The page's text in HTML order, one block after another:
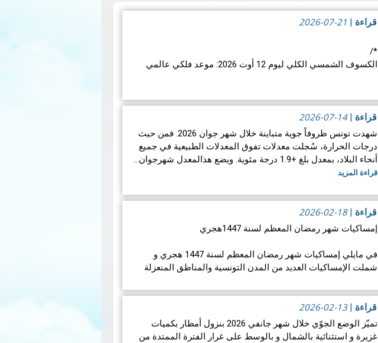
قراءة |
2026-07-21
*/
الكسوف الشمسي الكلي ليوم 12 أوت 2026: موعد فلكي عالمي
الفلكية: كسوفا كلي للشمس. يُعتبر هذا الكسوف الأول من نوعه ال…
قراءة المزيد
قراءة |
2026-07-14
شهدت تونس ظروفاً جوية متباينة خلال شهر جوان 2026. فمن حيث
درجات الحرارة، سُجلت معدلات تفوق المعدلات الطبيعية في جميع
أنحاء البلاد، بمعدل بلغ +1.9 درجة مئوية. ويضع هذالمعدل شهرجوان…
قراءة المزيد
قراءة |
2026-02-18
إمساكيات شهر رمضان المعظم لسنة 1447هجري
في مايلي إمساكيات شهر رمضان المعظم لسنة 1447 هجري و
شملت الإمساكيات العديد من المدن التونسية والمناطق المنعزلة
قراءة |
2026-02-13
تميّز الوضع الجوّي خلال شهر جانفي 2026 بنزول أمطار بكميات
غزيرة و استثنائية بالشمال و بالوسط على غرار الفترة الممتدة من